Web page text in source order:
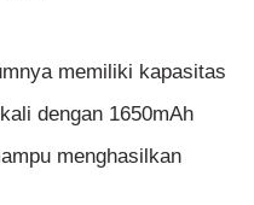
memiliki kapasitas
dengan 1650mAh
menghasilkan